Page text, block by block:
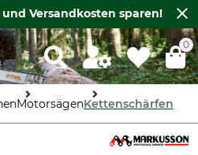
und Versandkosten sparen!
0
MotorsägenKettenschärfen